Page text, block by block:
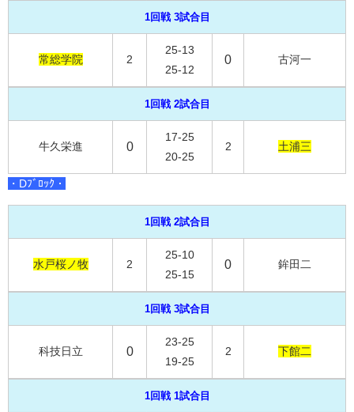
1回戦 3試合目
常総学院 2
25-13
25-12
0 古河一
1回戦 2試合目
牛久栄進 0
17-25
20-25
2 土浦三
・Dﾌﾞﾛｯｸ・
1回戦 2試合目
水戸桜ノ牧 2
25-10
25-15
0 鉾田二
1回戦 3試合目
科技日立 0
23-25
19-25
2 下館二
1回戦 1試合目